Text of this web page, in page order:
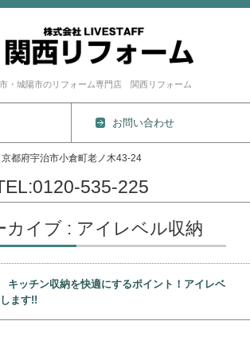
・城陽市のリフォーム専門店 関西リフォーム
お問い合わせ
京都府宇治市小倉町老ノ木43-24
535-225
カイブ : アイレベル収納
キッチン収納を快適にするポイント！アイレベ
ます!!